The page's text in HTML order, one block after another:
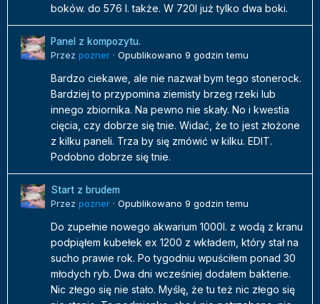
boków. do 576 l. także. W 720l już tylko dwa boki.
Panel z kompozytu.
Przez pozner · Opublikowano 9 godzin temu
Bardzo ciekawe, ale nie nazwał bym tego stonerock.
Bardziej to przypomina ziemisty brzeg rzeki lub
innego zbiornika. Na pewno nie skały. No i kwestia
cięcia, czy dobrze się tnie. Widać, że to jest złożone
z kilku paneli. Trza by się zmówić w kilku. EDIT.
Podobno dobrze się tnie.
Start z brudem
Przez pozner · Opublikowano 9 godzin temu
Do zupełnie nowego akwarium 1000l. z wodą z kranu
podpiąłem kubełek ex 1200 z wkładem, który stał na
sucho prawie rok. Po tygodniu wpuściłem ponad 30
młodych ryb. Dwa dni wcześniej dodałem bakterie.
Nic złego się nie stało. Myślę, że tu też nic złego się